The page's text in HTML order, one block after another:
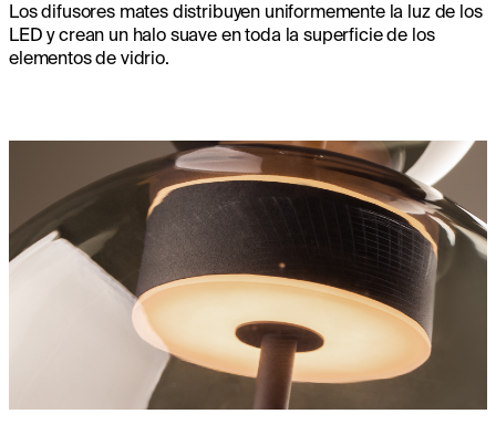
Los difusores mates distribuyen uniformemente la luz de los
LED y crean un halo suave en toda la superficie de los
elementos de vidrio.